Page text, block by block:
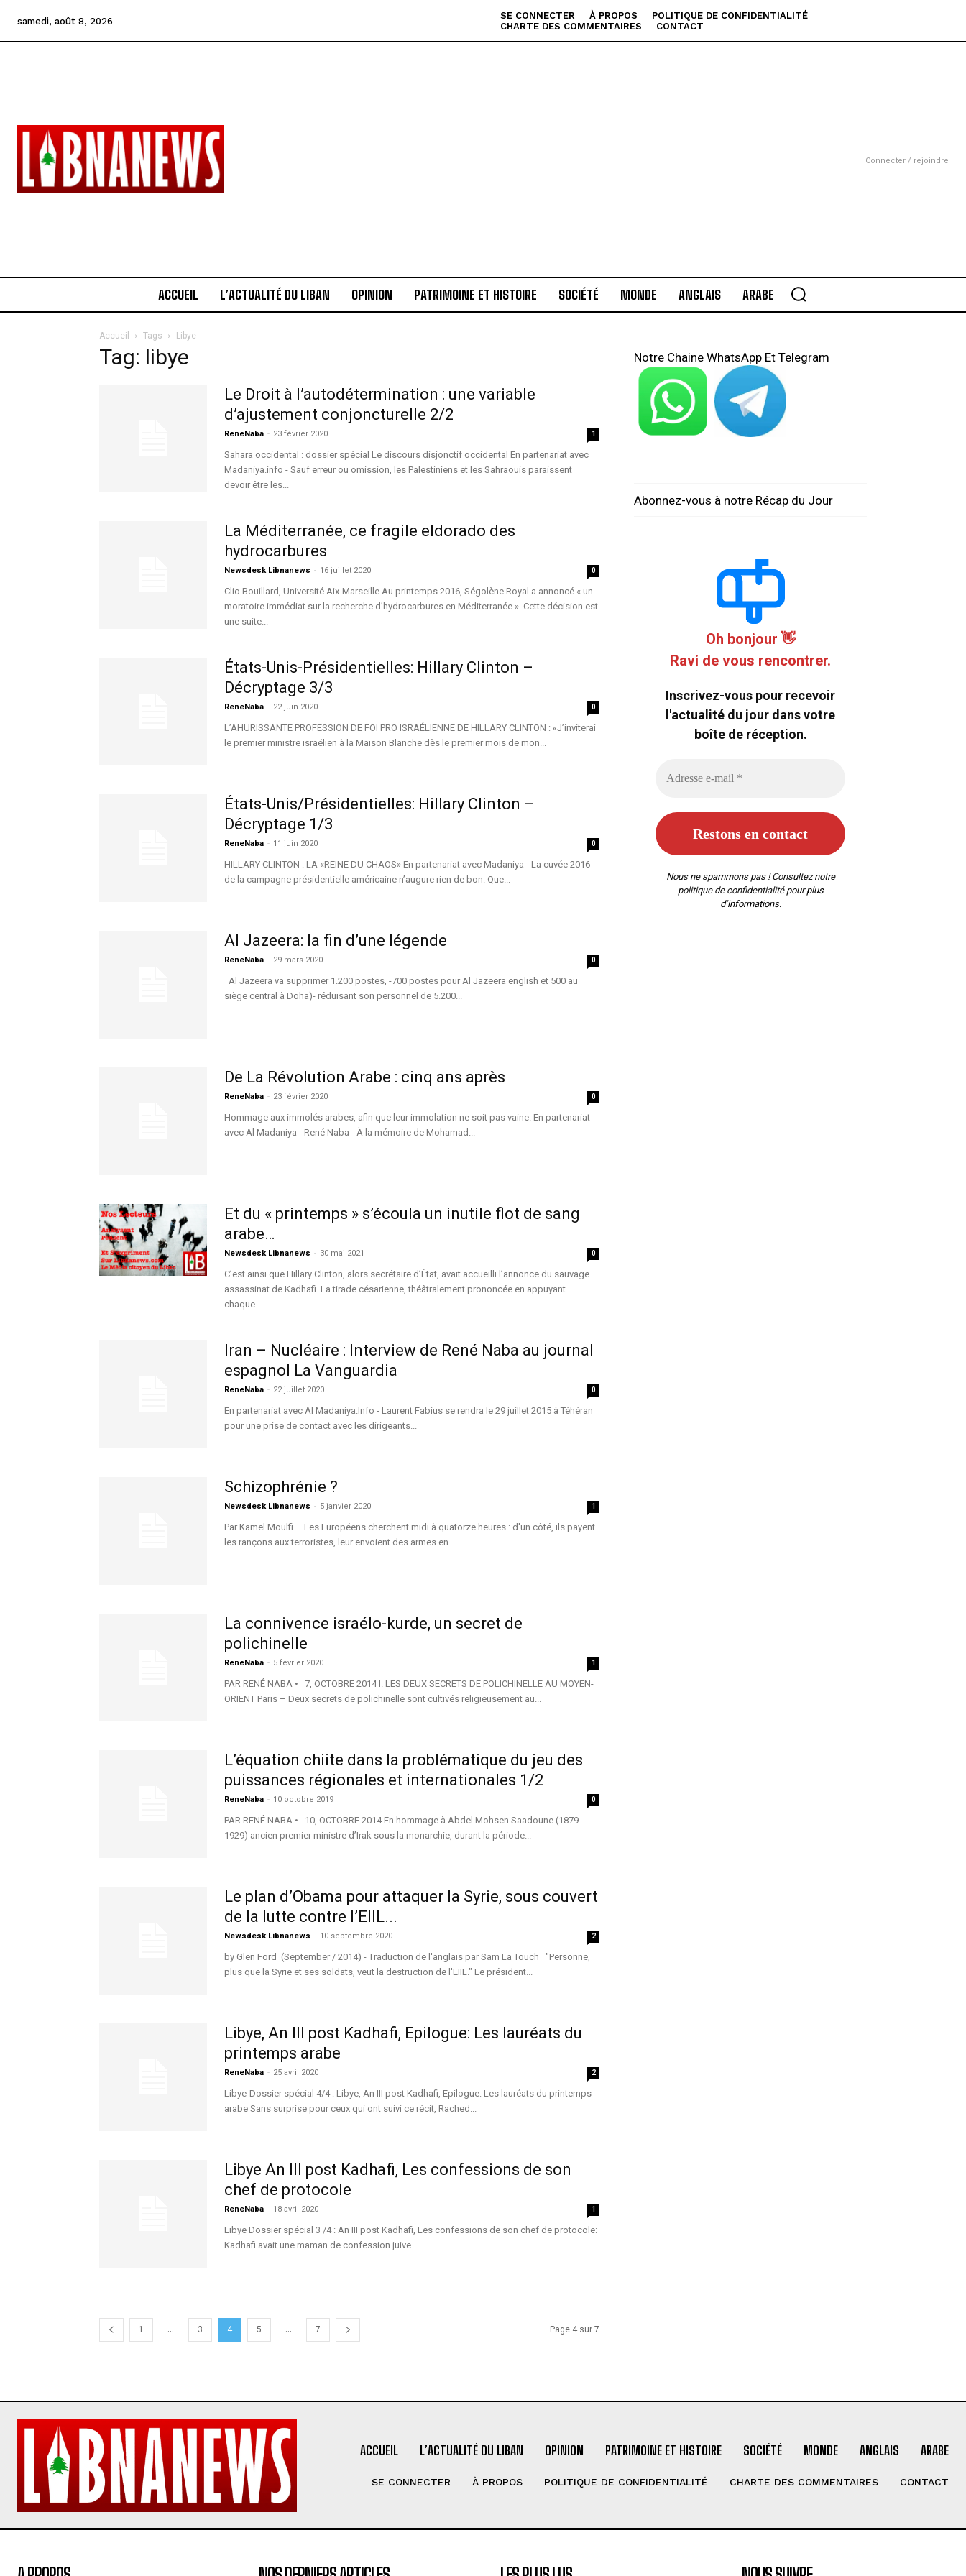
samedi, août 8, 2026 SE CONNECTER À PROPOS
POLITIQUE DE CONFIDENTIALITÉ
CHARTE DES COMMENTAIRES
CONTACT
Connecter / rejoindre
ACCUEIL L’ACTUALITÉ DU LIBAN OPINION PATRIMOINE ET HISTOIRE SOCIÉTÉ MONDE ANGLAIS ARABE
Accueil Tags Libye
Tag: libye
Le Droit à l’autodétermination : une variable
d’ajustement conjoncturelle 2/2
ReneNaba - 23 février 2020 1
Sahara occidental : dossier spécial Le discours disjonctif occidental En partenariat avec
Madaniya.info - Sauf erreur ou omission, les Palestiniens et les Sahraouis paraissent
devoir être les...
La Méditerranée, ce fragile eldorado des
hydrocarbures
Newsdesk Libnanews - 16 juillet 2020 0
Clio Bouillard, Université Aix-Marseille Au printemps 2016, Ségolène Royal a annoncé « un
moratoire immédiat sur la recherche d’hydrocarbures en Méditerranée ». Cette décision est
une suite...
États-Unis-Présidentielles: Hillary Clinton –
Décryptage 3/3
ReneNaba - 22 juin 2020 0
L’AHURISSANTE PROFESSION DE FOI PRO ISRAÉLIENNE DE HILLARY CLINTON : «J’inviterai
le premier ministre israélien à la Maison Blanche dès le premier mois de mon...
États-Unis/Présidentielles: Hillary Clinton –
Décryptage 1/3
ReneNaba - 11 juin 2020 0
HILLARY CLINTON : LA «REINE DU CHAOS» En partenariat avec Madaniya - La cuvée 2016
de la campagne présidentielle américaine n’augure rien de bon. Que...
Al Jazeera: la fin d’une légende
ReneNaba - 29 mars 2020 0
Al Jazeera va supprimer 1.200 postes, -700 postes pour Al Jazeera english et 500 au
siège central à Doha)- réduisant son personnel de 5.200...
De La Révolution Arabe : cinq ans après
ReneNaba - 23 février 2020 0
Hommage aux immolés arabes, afin que leur immolation ne soit pas vaine. En partenariat
avec Al Madaniya - René Naba - À la mémoire de Mohamad...
Et du « printemps » s’écoula un inutile flot de sang
arabe…
Newsdesk Libnanews - 30 mai 2021 0
C’est ainsi que Hillary Clinton, alors secrétaire d’État, avait accueilli l’annonce du sauvage
assassinat de Kadhafi. La tirade césarienne, théâtralement prononcée en appuyant
chaque...
Iran – Nucléaire : Interview de René Naba au journal
espagnol La Vanguardia
ReneNaba - 22 juillet 2020 0
En partenariat avec Al Madaniya.Info - Laurent Fabius se rendra le 29 juillet 2015 à Téhéran
pour une prise de contact avec les dirigeants...
Schizophrénie ?
Newsdesk Libnanews - 5 janvier 2020 1
Par Kamel Moulfi – Les Européens cherchent midi à quatorze heures : d'un côté, ils payent
les rançons aux terroristes, leur envoient des armes en...
La connivence israélo-kurde, un secret de
polichinelle
ReneNaba - 5 février 2020 1
PAR RENÉ NABA • 7, OCTOBRE 2014 I. LES DEUX SECRETS DE POLICHINELLE AU MOYEN-
ORIENT Paris – Deux secrets de polichinelle sont cultivés religieusement au...
L’équation chiite dans la problématique du jeu des
puissances régionales et internationales 1/2
ReneNaba - 10 octobre 2019 0
PAR RENÉ NABA • 10, OCTOBRE 2014 En hommage à Abdel Mohsen Saadoune (1879-
1929) ancien premier ministre d’Irak sous la monarchie, durant la période...
Le plan d’Obama pour attaquer la Syrie, sous couvert
de la lutte contre l’EIIL...
Newsdesk Libnanews - 10 septembre 2020 2
by Glen Ford (September / 2014) - Traduction de l'anglais par Sam La Touch "Personne,
plus que la Syrie et ses soldats, veut la destruction de l'EIIL." Le président...
Libye, An III post Kadhafi, Epilogue: Les lauréats du
printemps arabe
ReneNaba - 25 avril 2020 2
Libye-Dossier spécial 4/4 : Libye, An III post Kadhafi, Epilogue: Les lauréats du printemps
arabe Sans surprise pour ceux qui ont suivi ce récit, Rached...
Libye An III post Kadhafi, Les confessions de son
chef de protocole
ReneNaba - 18 avril 2020 1
Libye Dossier spécial 3 /4 : An III post Kadhafi, Les confessions de son chef de protocole:
Kadhafi avait une maman de confession juive...
1 ... 3 4 5 ... 7 Page 4 sur 7
Notre Chaine WhatsApp Et Telegram
Abonnez-vous à notre Récap du Jour
Oh bonjour 👋
Ravi de vous rencontrer.
Inscrivez-vous pour recevoir
l'actualité du jour dans votre
boîte de réception.
Nous ne spammons pas ! Consultez notre
politique de confidentialitépour plus
d’informations.
ACCUEIL L’ACTUALITÉ DU LIBAN OPINION PATRIMOINE ET HISTOIRE SOCIÉTÉ MONDE ANGLAIS ARABE
SE CONNECTER À PROPOS POLITIQUE DE CONFIDENTIALITÉ CHARTE DES COMMENTAIRES CONTACT